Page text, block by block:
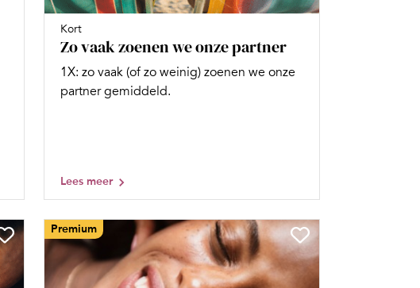
Kort
Zo vaak zoenen we onze partner
1X: zo vaak (of zo weinig) zoenen we onze
partner gemiddeld.
Lees meer
Premium